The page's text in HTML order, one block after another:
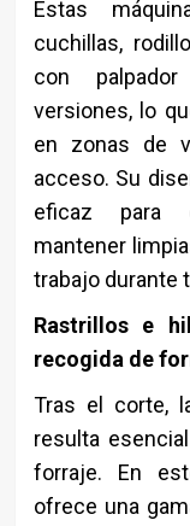
Estas
cuchillas,
con
versiones, lo
en zonas de
acceso. Su
eficaz para
mantener
trabajo durante
Rastrillos e
recogida de
Tras el corte,
resulta
forraje. En
ofrece una